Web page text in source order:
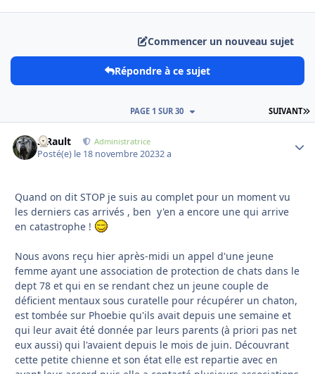
Commencer un nouveau sujet
Répondre à ce sujet
SUIVANT
PAGE 1 SUR 30
S.Rault Administratrice
Posté(e) le 18 novembre 20232 a
Quand on dit STOP je suis au complet pour un moment vu
les derniers cas arrivés , ben y'en a encore une qui arrive
en catastrophe !
Nous avons reçu hier après-midi un appel d'une jeune
femme ayant une association de protection de chats dans le
dept 78 et qui en se rendant chez un jeune couple de
déficient mentaux sous curatelle pour récupérer un chaton,
est tombée sur Phoebie qu'ils avait depuis une semaine et
qui leur avait été donnée par leurs parents (à priori pas net
eux aussi) qui l'avaient depuis le mois de juin. Découvrant
cette petite chienne et son état elle est repartie avec en